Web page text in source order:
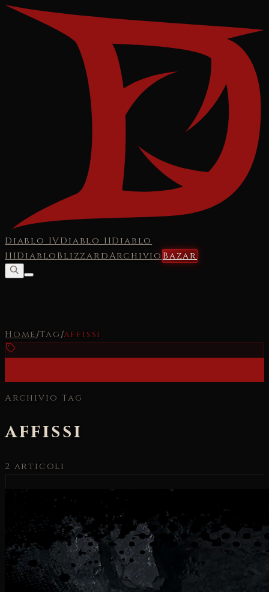
Diablo IVDiablo IIDiablo
IIIDiabloBlizzardArchivioBazar
Home/Tag /affissi
Archivio Tag
affissi
2 articoli